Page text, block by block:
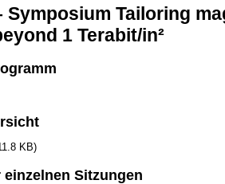
Symposium Tailoring
1 Terabit/in²
KB)
einzelnen Sitzungen